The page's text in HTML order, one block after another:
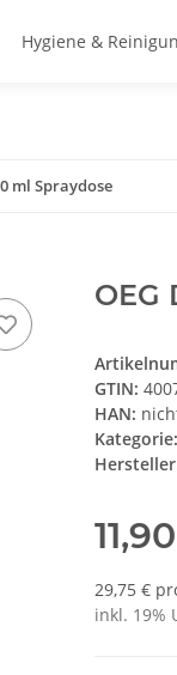
Hygiene &
ml Spraydose
OEG
GTIN:
HAN:
Kategorie:
29,75 €
inkl. 19%